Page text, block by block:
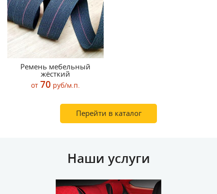
Ремень мебельный
жёсткий
от 70 руб/м.п.
Перейти в каталог
Наши услуги